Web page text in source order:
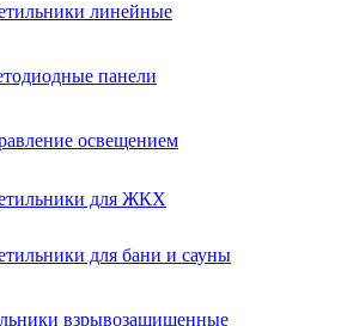
линейные
панели
освещением
для ЖКХ
для бани и сауны
взрывозащищенные